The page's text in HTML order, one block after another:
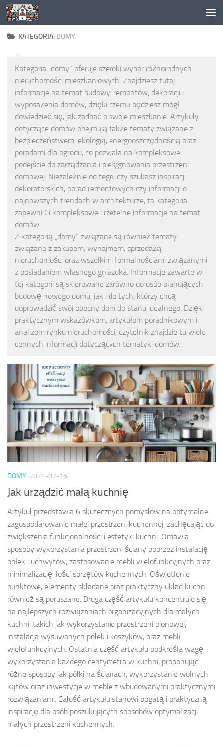
Skip to content
KATEGORIA: DOMY
Kategoria „domy” oferuje szeroki wybór różnorodnych
nieruchomości mieszkaniowych. Znajdziesz tutaj
informacje na temat budowy, remontów, dekoracji i
wyposażenia domów, dzięki czemu będziesz mógł
dowiedzieć się, jak zadbać o swoje mieszkanie. Artykuły
dotyczące domów obejmują także tematy związane z
bezpieczeństwem, ekologią, energooszczędnością oraz
poradami dla ogrodu, co pozwala na kompleksowe
podejście do zarządzania i pielęgnowania przestrzeni
domowej. Niezależnie od tego, czy szukasz inspiracji
dekoratorskich, porad remontowych czy informacji o
najnowszych trendach w architekturze, ta kategoria
zapewni Ci kompleksowe i rzetelne informacje na temat
domów.
Z kategorią „domy” związane są również tematy
związane z zakupem, wynajmem, sprzedażą
nieruchomości oraz wszelkimi formalnościami związanymi
z posiadaniem własnego gniazdka. Informacje zawarte w
tej kategorii są skierowane zarówno do osób planujących
budowę nowego domu, jak i do tych, którzy chcą
doprowadzić swój obecny dom do stanu idealnego. Dzięki
praktycznym wskazówkom, artykułom poradnikowym i
analizom rynku nieruchomości, czytelnik znajdzie tu wiele
cennych informacji dotyczących tematyki domów.
DOMY 2024-07-16
Jak urządzić małą kuchnię
Artykuł przedstawia 6 skutecznych pomysłów na optymalne
zagospodarowanie małej przestrzeni kuchennej, zachęcając do
zwiększenia funkcjonalności i estetyki kuchni. Omawia
sposoby wykorzystania przestrzeni ściany poprzez instalację
półek i uchwytów, zastosowanie mebli wielofunkcyjnych oraz
minimalizację ilości sprzętów kuchennych. Oświetlenie
punktowe, elementy składane oraz praktyczny układ kuchni
również są poruszane. Druga część artykułu koncentruje się
na najlepszych rozwiązaniach organizacyjnych dla małych
kuchni, takich jak wykorzystanie przestrzeni pionowej,
instalacja wysuwanych półek i koszyków, oraz mebli
wielofunkcyjnych. Ostatnia część artykułu podkreśla wagę
wykorzystania każdego centymetra w kuchni, proponując
różne sposoby jak półki na ścianach, wykorzystanie wolnych
kątów oraz inwestycje w meble z wbudowanymi praktycznymi
rozwiązaniami. Całość artykułu stanowi bogatą i praktyczną
inspirację dla osób poszukujących sposobów optymalizacji
małych przestrzeni kuchennych.